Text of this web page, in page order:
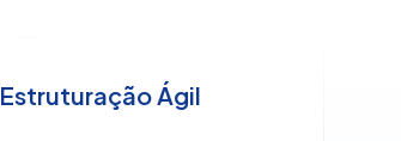
Estruturação Ágil